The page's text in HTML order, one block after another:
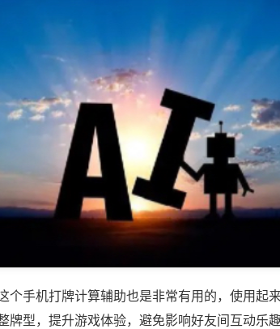
个手机打牌计算辅助也是非常有用的，使用起
牌型，提升游戏体验，避免影响好友间互动乐趣